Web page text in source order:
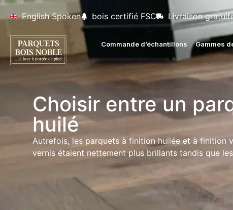
English Spoken bois certifié FSC Livraison
Commande d’échantillons Gammes
Choisir entre un
huilé
Autrefois, les parquets à finition huilée et à finition
vernis étaient nettement plus brillants tandis que